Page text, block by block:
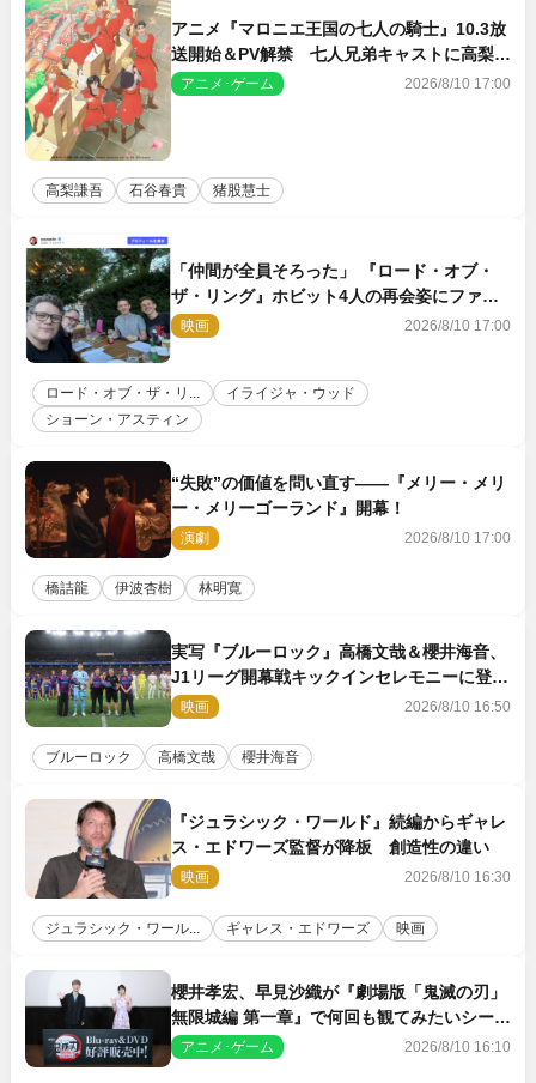
アニメ『マロニエ王国の七人の騎士』10.3放
送開始＆PV解禁 七人兄弟キャストに高梨謙
吾、川島零士ら
アニメ･ゲーム 2026/8/10 17:00
高梨謙吾 石谷春貴 猪股慧士
「仲間が全員そろった」 『ロード・オブ・
ザ・リング』ホビット4人の再会姿にファン
感激
映画 2026/8/10 17:00
ロード・オブ・ザ・リ...
イライジャ・ウッド
ショーン・アスティン
“失敗”の価値を問い直す――『メリー・メリ
ー・メリーゴーランド』開幕！
演劇 2026/8/10 17:00
橋詰龍 伊波杏樹 林明寛
実写『ブルーロック』高橋文哉＆櫻井海音、
J1リーグ開幕戦キックインセレモニーに登場
＆喜びの声到着
映画 2026/8/10 16:50
ブルーロック 高橋文哉 櫻井海音
『ジュラシック・ワールド』続編からギャレ
ス・エドワーズ監督が降板 創造性の違い
映画 2026/8/10 16:30
ジュラシック・ワール... ギャレス・エドワーズ 映画
櫻井孝宏、早見沙織が『劇場版「鬼滅の刃」
無限城編 第一章』で何回も観てみたいシーン
とは？ イベントレポート到着
アニメ･ゲーム 2026/8/10 16:10